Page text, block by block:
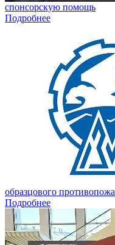
спонсорскую помощь
Подробнее
образцового
Подробнее